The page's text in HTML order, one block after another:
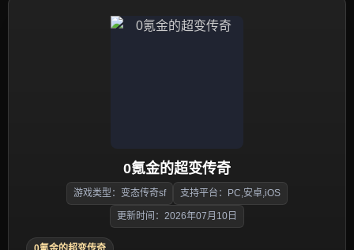
0氪金的超变传奇
游戏类型：变态传奇sf 支持平台：PC,安卓,iOS
更新时间：2026年07月10日